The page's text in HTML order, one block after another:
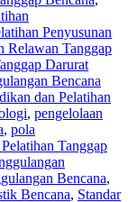
Penyusunan
Relawan Tanggap
Darurat
Bencana
dan Pelatihan
, pengelolaan
, pola
Tanggap
Bencana,
Bencana, Standar